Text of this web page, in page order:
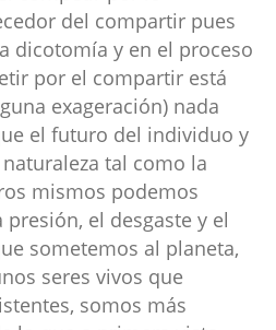
del compartir pues
dicotomía y en el proceso
por el compartir está
exageración) nada
el futuro del individuo y
tal como la
mismos podemos
el desgaste y el
sometemos al planeta,
seres vivos que
somos más